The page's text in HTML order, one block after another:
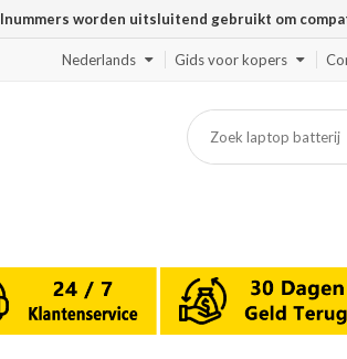
worden uitsluitend gebruikt om
Nederlands Gids voor kopers